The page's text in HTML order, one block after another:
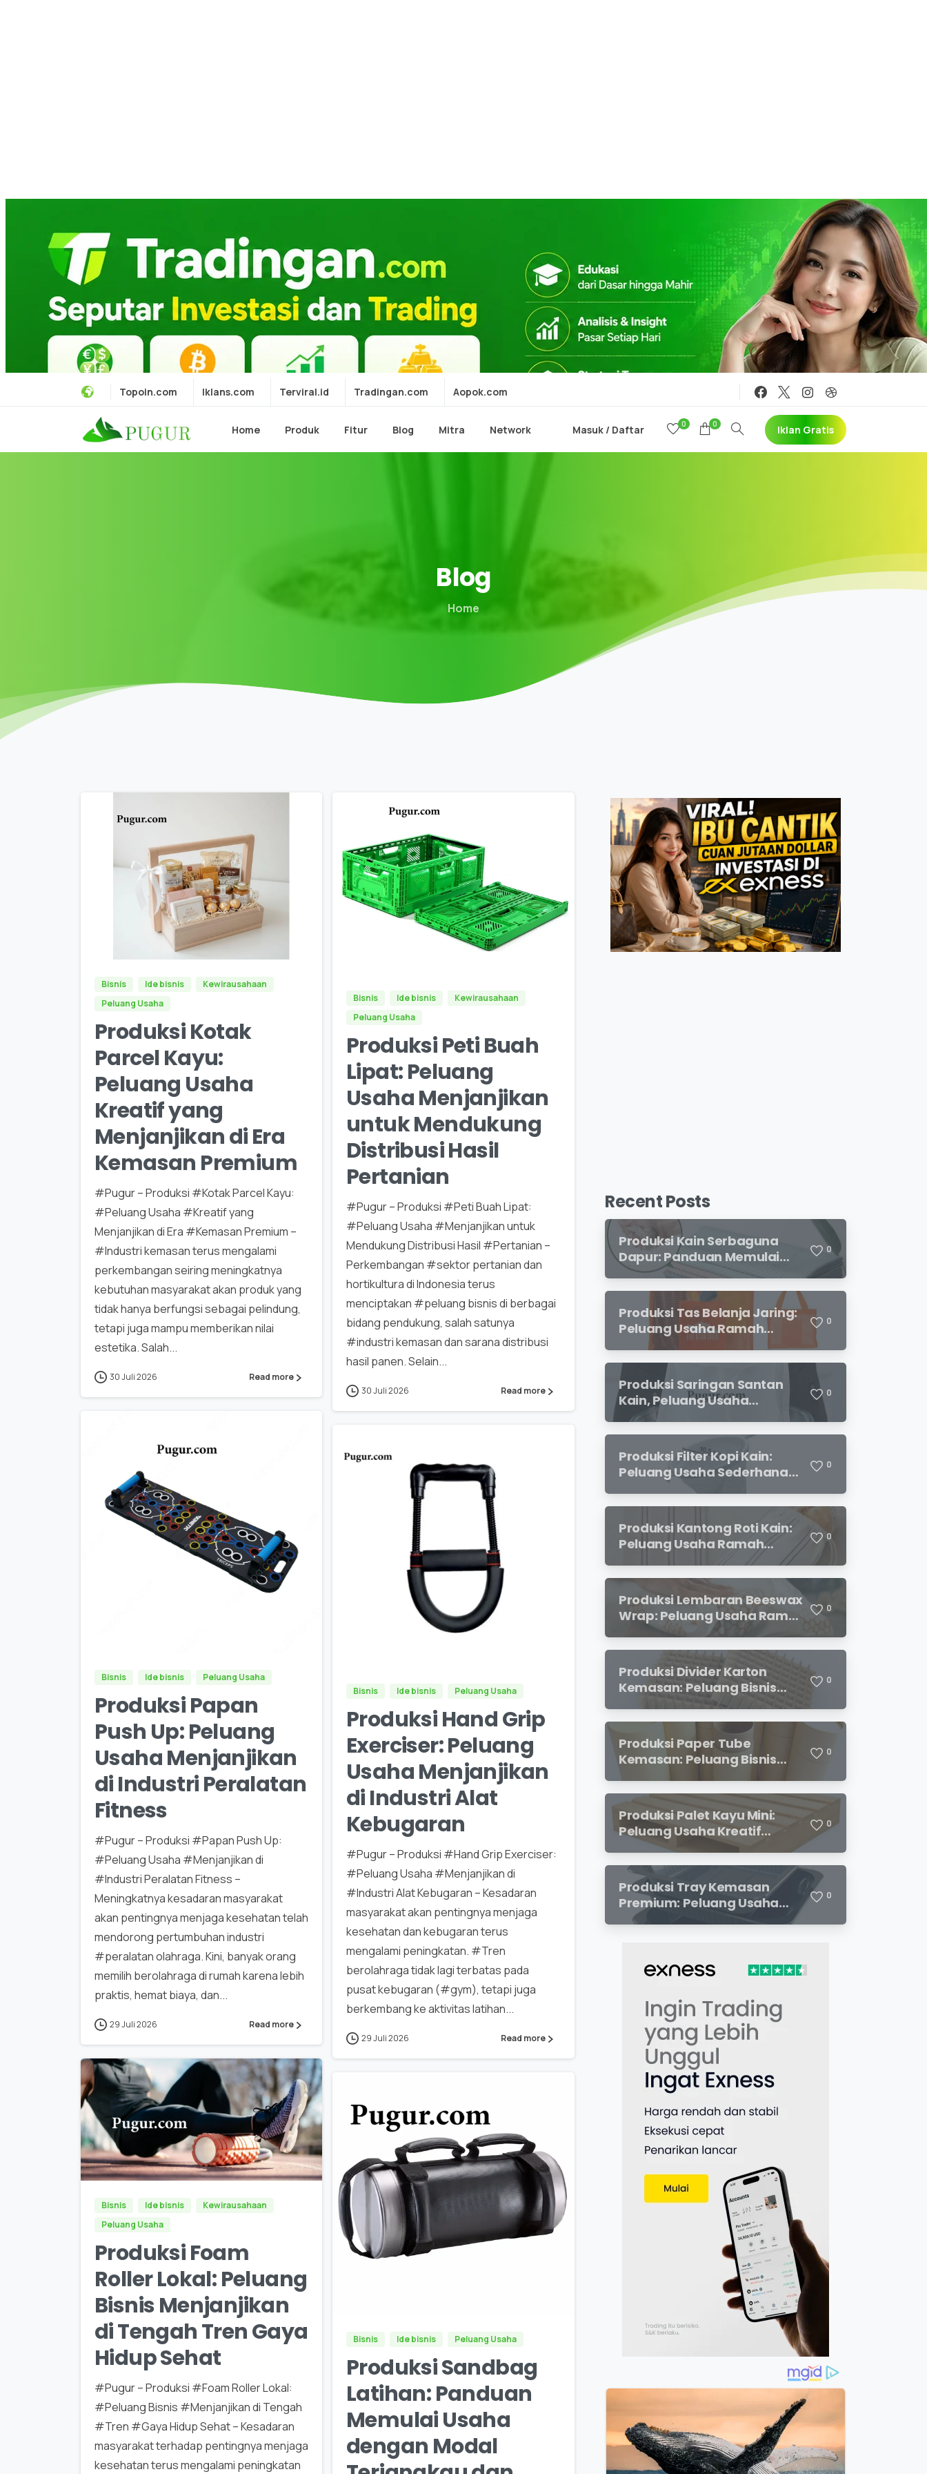
Topoin.com Iklans.com Terviral.id Tradingan.com Aopok.com
Home Produk Fitur Blog Mitra Network Masuk / Daftar 0 0 Iklan Gratis
Blog
Home
0
Bisnis Ide bisnis
Kewirausahaan
Peluang Usaha
Produksi Kotak
Parcel Kayu:
Peluang Usaha
Kreatif yang
Menjanjikan di Era
Kemasan Premium
#Pugur – Produksi #Kotak Parcel Kayu:
#Peluang Usaha #Kreatif yang
Menjanjikan di Era #Kemasan Premium –
#Industri kemasan terus mengalami
perkembangan seiring meningkatnya
kebutuhan masyarakat akan produk yang
tidak hanya berfungsi sebagai pelindung,
tetapi juga mampu memberikan nilai
estetika. Salah...
30 Juli 2026 Read more
0
Bisnis Ide bisnis
Kewirausahaan
Peluang Usaha
Produksi Peti Buah
Lipat: Peluang
Usaha Menjanjikan
untuk Mendukung
Distribusi Hasil
Pertanian
#Pugur – Produksi #Peti Buah Lipat:
#Peluang Usaha #Menjanjikan untuk
Mendukung Distribusi Hasil #Pertanian –
Perkembangan #sektor pertanian dan
hortikultura di Indonesia terus
menciptakan #peluang bisnis di berbagai
bidang pendukung, salah satunya
#industri kemasan dan sarana distribusi
hasil panen. Selain...
30 Juli 2026 Read more
Bisnis Ide bisnis Peluang Usaha
Produksi Papan
Push Up: Peluang
Usaha Menjanjikan
di Industri Peralatan
Fitness
#Pugur – Produksi #Papan Push Up:
#Peluang Usaha #Menjanjikan di
#Industri Peralatan Fitness –
Meningkatnya kesadaran masyarakat
akan pentingnya menjaga kesehatan telah
mendorong pertumbuhan industri
#peralatan olahraga. Kini, banyak orang
memilih berolahraga di rumah karena lebih
praktis, hemat biaya, dan...
29 Juli 2026 Read more
Bisnis Ide bisnis Peluang Usaha
Produksi Hand Grip
Exerciser: Peluang
Usaha Menjanjikan
di Industri Alat
Kebugaran
#Pugur – Produksi #Hand Grip Exerciser:
#Peluang Usaha #Menjanjikan di
#Industri Alat Kebugaran – Kesadaran
masyarakat akan pentingnya menjaga
kesehatan dan kebugaran terus
mengalami peningkatan. #Tren
berolahraga tidak lagi terbatas pada
pusat kebugaran (#gym), tetapi juga
berkembang ke aktivitas latihan...
29 Juli 2026 Read more
0 0
Bisnis Ide bisnis
Kewirausahaan
Peluang Usaha
Produksi Foam
Roller Lokal: Peluang
Bisnis Menjanjikan
di Tengah Tren Gaya
Hidup Sehat
#Pugur – Produksi #Foam Roller Lokal:
#Peluang Bisnis #Menjanjikan di Tengah
#Tren #Gaya Hidup Sehat – Kesadaran
masyarakat terhadap pentingnya menjaga
kesehatan terus mengalami peningkatan
Bisnis Ide bisnis Peluang Usaha
Produksi Sandbag
Latihan: Panduan
Memulai Usaha
dengan Modal
Recent Posts
Produksi Kain Serbaguna
Dapur: Panduan Memulai
Usaha yang Menjanjikan
untuk Pebisnis Pemula
0
Produksi Tas Belanja Jaring:
Peluang Usaha Ramah
Lingkungan yang
Menjanjikan
0
Produksi Saringan Santan
Kain, Peluang Usaha
Sederhana dengan
Permintaan yang Terus
Meningkat
0
Produksi Filter Kopi Kain:
Peluang Usaha Sederhana
yang Semakin Diminati
Pecinta Kopi
0
Produksi Kantong Roti Kain:
Peluang Usaha Ramah
Lingkungan dengan Prospek
Menjanjikan
0
Produksi Lembaran Beeswax
Wrap: Peluang Usaha Ramah
Lingkungan yang
Menjanjikan
0
Produksi Divider Karton
Kemasan: Peluang Bisnis
Menjanjikan dengan
Permintaan yang Terus
Meningkat
0
Produksi Paper Tube
Kemasan: Peluang Bisnis
Prospek Cerah
0
Produksi Palet Kayu Mini:
Peluang Usaha Kreatif
dengan Modal Terjangkau
dan Potensi Keuntungan
Menjanjikan
0
Produksi Tray Kemasan
Premium: Peluang Usaha
Menjanjikan di Industri
0